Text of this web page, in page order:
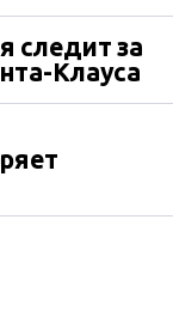
следит за
Клауса